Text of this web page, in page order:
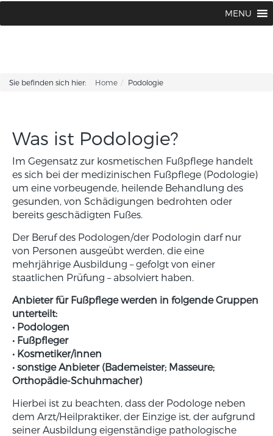
MENU
Sie befinden sich hier: Home Podologie
Was ist Podologie?
Im Gegensatz zur kosmetischen Fußpflege handelt
es sich bei der medizinischen Fußpflege (Podologie)
um eine vorbeugende, heilende Behandlung des
gesunden, von Schädigungen bedrohten oder
bereits geschädigten Fußes.
Der Beruf des Podologen/der Podologin darf nur
von Personen ausgeübt werden, die eine
mehrjährige Ausbildung – gefolgt von einer
staatlichen Prüfung – absolviert haben.
Anbieter für Fußpflege werden in folgende Gruppen
unterteilt:
• Podologen
• Fußpfleger
• Kosmetiker/innen
• sonstige Anbieter (Bademeister; Masseure;
Orthopädie-Schuhmacher)
Hierbei ist zu beachten, dass der Podologe neben
dem Arzt/Heilpraktiker, der Einzige ist, der aufgrund
seiner Ausbildung eigenständige pathologische